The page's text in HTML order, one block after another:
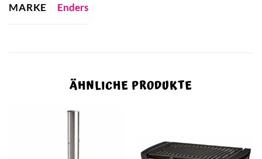
MARKE Enders
ÄHNLICHE PRODUKTE